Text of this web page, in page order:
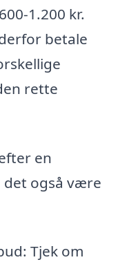
1.200 kr.
betale
rette
en
det også være
Tjek om